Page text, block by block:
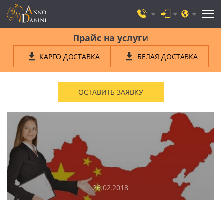
Прайс на услуги
КАРГО ДОСТАВКА БЕЛАЯ ДОСТАВКА
ОСТАВИТЬ ЗАЯВКУ
26.02.2018